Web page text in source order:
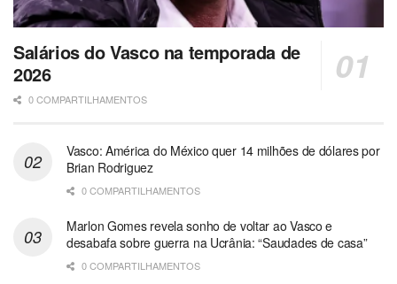
Salários do Vasco na temporada de
2026
0 COMPARTILHAMENTOS
Vasco: América do México quer 14 milhões de dólares por
Brian Rodriguez
0 COMPARTILHAMENTOS
Marlon Gomes revela sonho de voltar ao Vasco e
desabafa sobre guerra na Ucrânia: “Saudades de casa”
0 COMPARTILHAMENTOS